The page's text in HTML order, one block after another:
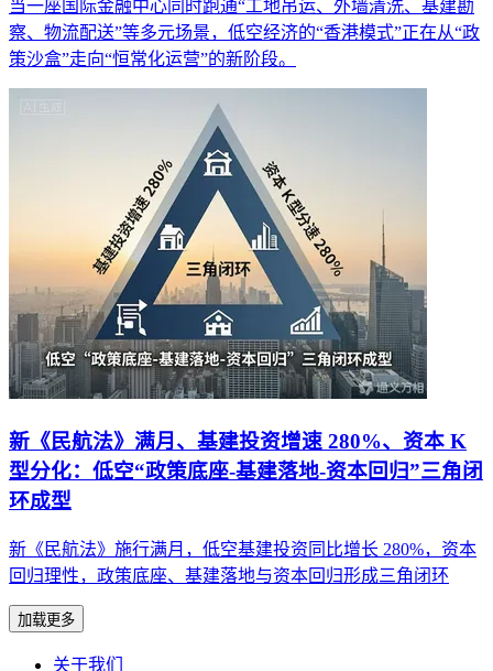
当一座国际金融中心同时跑通“工地吊运、外墙清洗、基建勘
察、物流配送”等多元场景，低空经济的“香港模式”正在从“政
策沙盒”走向“恒常化运营”的新阶段。
新《民航法》满月、基建投资增速 280%、资本 K
型分化：低空“政策底座-基建落地-资本回归”三角闭
环成型
新《民航法》施行满月，低空基建投资同比增长 280%，资本
回归理性，政策底座、基建落地与资本回归形成三角闭环
加载更多
关于我们